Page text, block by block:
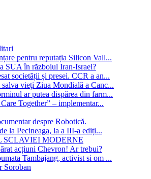
pentru reputația Silicon Vall...
SUA în războiul Iran-Israel?
societății și presei. CCR a an...
vieți Ziua Mondială a Canc...
ar putea dispărea din farm...
Together” – implementar...
despre Robotică.
la Pecineaga, la a III-a ediți...
MODERNE
acțiuni Chevron! Ar trebui?
Tambajang, activist si om ...
Soroban